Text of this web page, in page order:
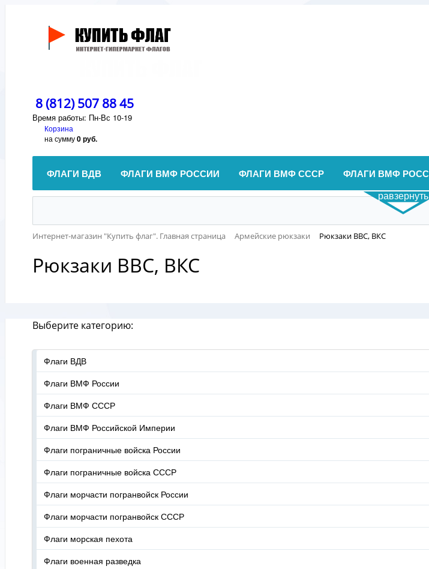
8 (812) 507 88 45
Время работы: Пн-Вс 10-19
Корзина
на сумму0 руб.
ФЛАГИ ВДВ ФЛАГИ ВМФ РОССИИ ФЛАГИ ВМФ СССР ФЛАГИ ВМФ
равзернуть
Интернет-магазин "Купить флаг". Главная страница Армейские рюкзаки Рюкзаки ВВС, ВКС
Рюкзаки ВВС, ВКС
Выберите категорию:
Флаги ВДВ
Флаги ВМФ России
Флаги ВМФ СССР
Флаги ВМФ Российской Империи
Флаги пограничные войска России
Флаги пограничные войска СССР
Флаги морчасти погранвойск России
Флаги морчасти погранвойск СССР
Флаги морская пехота
Флаги военная разведка